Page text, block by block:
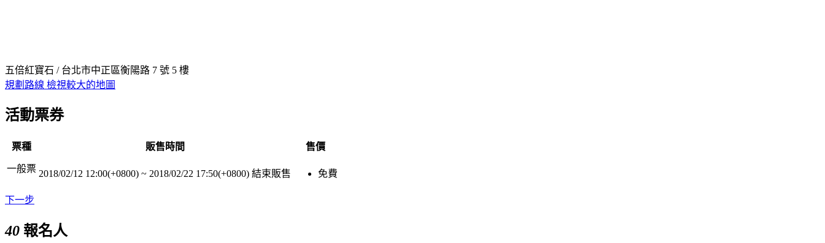
五倍紅寶石 / 台北市中正區衡陽路 7 號 5 樓
規劃路線 檢視較大的地圖
活動票券
票種 販售時間 售價
一般票 2018/02/12 12:00(+0800) ~ 2018/02/22 17:50(+0800) 結束販售 免費
下一步
40 報名人